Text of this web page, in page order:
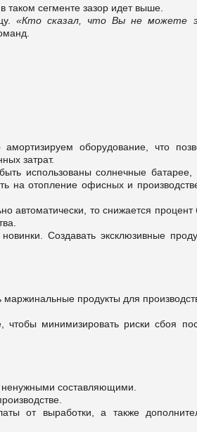
сегменте зазор идет выше.
«Кто сказал, что Вы не можете
оборудование, что
затрат.
использованы солнечные батарее,
на отопление офисных и
автоматически, то снижается процент
Создавать эксклюзивные
маржинальные продукты для
чтобы минимизировать риски сбоя
ненужными составляющими.
от выработки, а также